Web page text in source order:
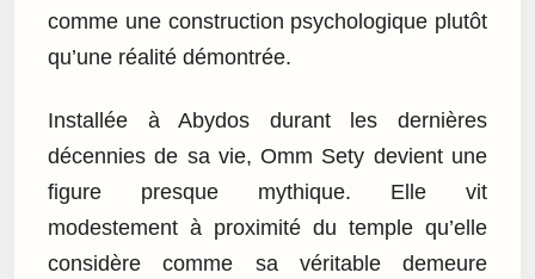
comme une construction psychologique plutôt
qu’une réalité démontrée.
Installée à Abydos durant les dernières
décennies de sa vie, Omm Sety devient une
figure presque mythique. Elle vit
modestement à proximité du temple qu’elle
considère comme sa véritable demeure